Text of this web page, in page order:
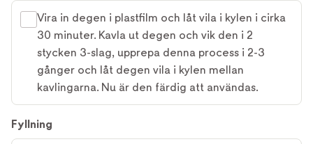
Vira in degen i plastfilm och låt vila i kylen i cirka
30 minuter. Kavla ut degen och vik den i 2
stycken 3-slag, upprepa denna process i 2-3
gånger och låt degen vila i kylen mellan
kavlingarna. Nu är den färdig att användas.
Fyllning